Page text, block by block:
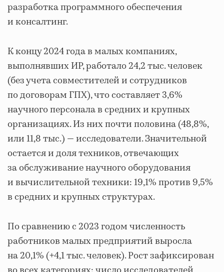
разработка программного обеспечения
и консалтинг.
К концу 2024 года в малых компаниях,
выполнявших ИР, работало 24,2 тыс. человек
(без учета совместителей и сотрудников
по договорам ГПХ), что составляет 3,6%
научного персонала в средних и крупных
организациях. Из них почти половина (48,8%,
или 11,8 тыс.) — исследователи. Значительной
остается и доля техников, отвечающих
за обслуживание научного оборудования
и вычислительной техники: 19,1% против 9,5%
в средних и крупных структурах.
По сравнению с 2023 годом численность
работников малых предприятий выросла
на 20,1% (+4,1 тыс. человек). Рост зафиксирован